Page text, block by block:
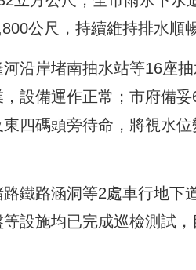
公尺，持續維持排水順
沿岸堵南抽水站等16座
設備運作正常；市府備
四碼頭旁待命，將視水
鐵路涵洞等2處車行地下
設施均已完成巡檢測試